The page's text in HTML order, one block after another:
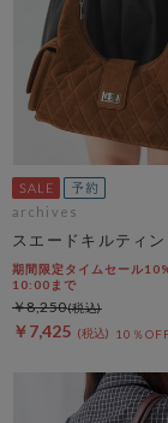
archives
スエードキルティ
期間限定タイムセール
10:00まで
￥7,425 10％
￥8,250